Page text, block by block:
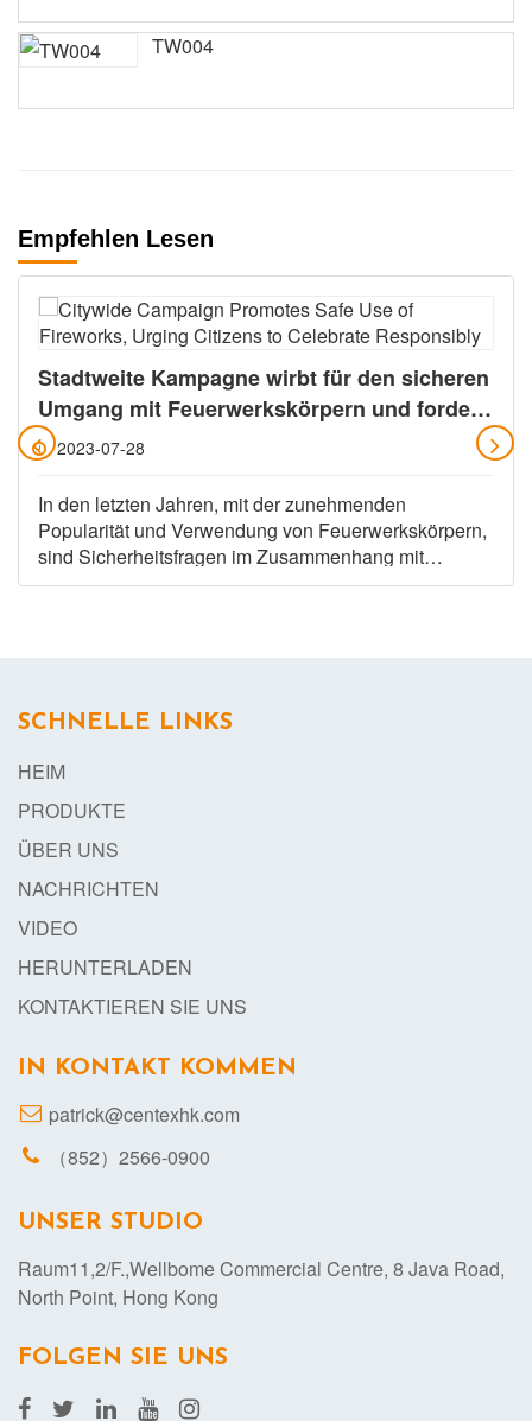
TW004
Empfehlen Lesen
Stadtweite Kampagne wirbt für den sicheren
Umgang mit Feuerwerkskörpern und fordert
die Bürger auf, verantwortungsbewusst zu
feiern
2023-07-28
In den letzten Jahren, mit der zunehmenden
Popularität und Verwendung von Feuerwerkskörpern,
sind Sicherheitsfragen im Zusammenhang mit
Feuerwerkskörpern in den Fokus der Öffentlichkeit
SCHNELLE LINKS
HEIM
PRODUKTE
ÜBER UNS
NACHRICHTEN
VIDEO
HERUNTERLADEN
KONTAKTIEREN SIE UNS
IN KONTAKT KOMMEN
patrick@centexhk.com
（852）2566-0900
UNSER STUDIO
Raum11,2/F.,Wellbome Commercial Centre, 8 Java Road,
North Point, Hong Kong
FOLGEN SIE UNS